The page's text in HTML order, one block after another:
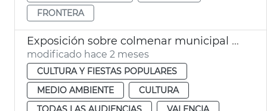
FRONTERA
Exposición sobre colmenar municipal València
modificado hace 2 meses
CULTURA Y FIESTAS POPULARES
MEDIO AMBIENTE
CULTURA